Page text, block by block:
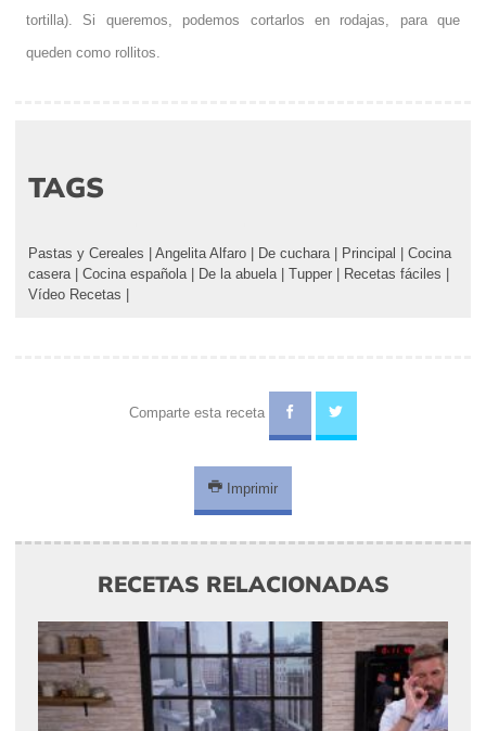
tortilla). Si queremos, podemos cortarlos en rodajas, para que
queden como rollitos.
TAGS
Pastas y Cereales Angelita Alfaro De cuchara| Principal
Cocina
casera| Cocina española| De la abuela| Tupper Recetas fáciles
Vídeo Recetas
Comparte esta receta
Imprimir
RECETAS RELACIONADAS